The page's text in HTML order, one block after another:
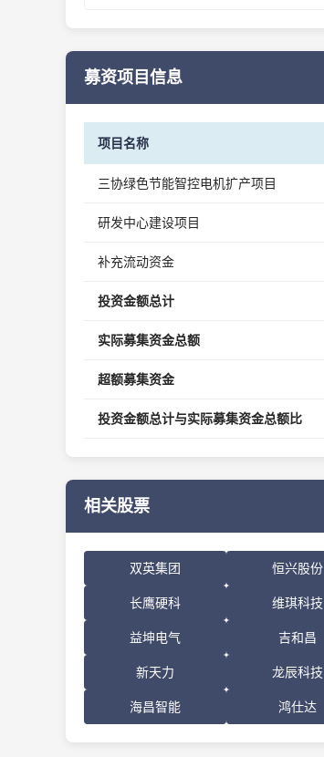
募资项目信息
项目名称
三协绿色节能智控电机扩产项目
研发中心建设项目
补充流动资金
投资金额总计
实际募集资金总额
超额募集资金
投资金额总计与实际募集资金总额比
相关股票
双英集团 恒兴股份
长鹰硬科 维琪科技
益坤电气 吉和昌
新天力 龙辰科技
海昌智能 鸿仕达